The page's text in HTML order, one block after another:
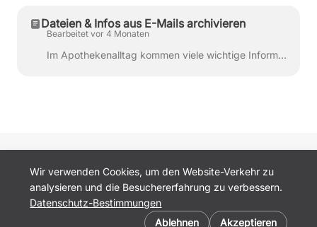
Wir verwenden Cookies, um den Website-Verkehr zu
analysieren und die Besuchererfahrung zu verbessern.
Datenschutz-Bestimmungen
Ablehnen
Akzeptieren
Dateien & Infos aus E-Mails archivieren
Bearbeitet vor 4 Monaten
Im Apothekenalltag kommen viele wichtige Informationen per E-Mail an: Rechnungen und Angebote vom Großhandel Verträge und Vereinbarungen Rundschreiben...
Cookie-Einstellungen
AGB
Datenschutz
Impressum